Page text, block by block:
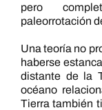
pero
paleorrotación
Una teoría no
haberse
distante de la
océano
Tierra también